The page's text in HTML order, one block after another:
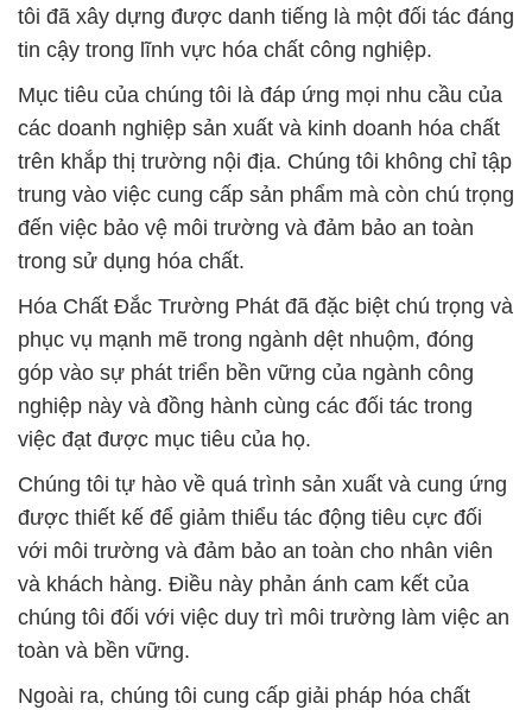
tôi đã xây dựng được danh tiếng là một đối tác đáng
tin cậy trong lĩnh vực hóa chất công nghiệp.
Mục tiêu của chúng tôi là đáp ứng mọi nhu cầu của
các doanh nghiệp sản xuất và kinh doanh hóa chất
trên khắp thị trường nội địa. Chúng tôi không chỉ tập
trung vào việc cung cấp sản phẩm mà còn chú trọng
đến việc bảo vệ môi trường và đảm bảo an toàn
trong sử dụng hóa chất.
Hóa Chất Đắc Trường Phát đã đặc biệt chú trọng và
phục vụ mạnh mẽ trong ngành dệt nhuộm, đóng
góp vào sự phát triển bền vững của ngành công
nghiệp này và đồng hành cùng các đối tác trong
việc đạt được mục tiêu của họ.
Chúng tôi tự hào về quá trình sản xuất và cung ứng
được thiết kế để giảm thiểu tác động tiêu cực đối
với môi trường và đảm bảo an toàn cho nhân viên
và khách hàng. Điều này phản ánh cam kết của
chúng tôi đối với việc duy trì môi trường làm việc an
toàn và bền vững.
Ngoài ra, chúng tôi cung cấp giải pháp hóa chất